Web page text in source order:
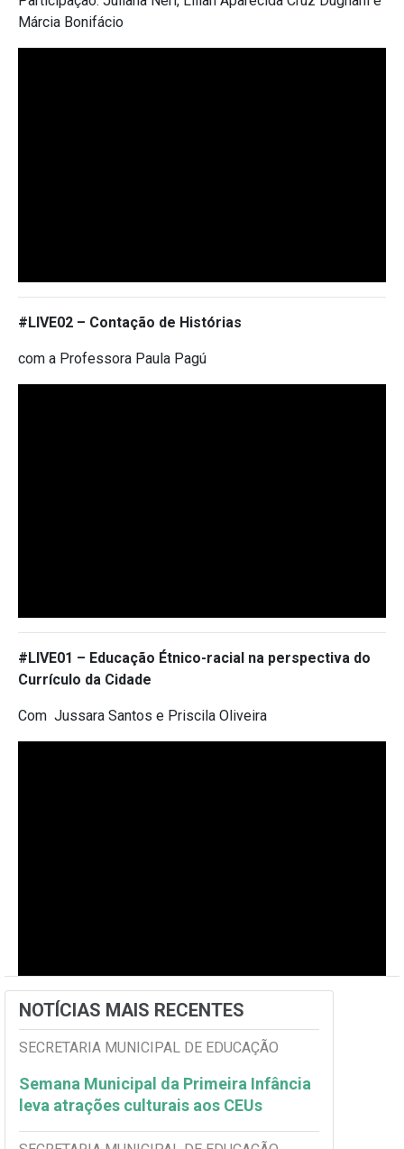
Márcia Bonifácio
#LIVE02 – Contação de Histórias
com a Professora Paula Pagú
#LIVE01 – Educação Étnico-racial na perspectiva do
Currículo da Cidade
Com Jussara Santos e Priscila Oliveira
NOTÍCIAS MAIS RECENTES
SECRETARIA MUNICIPAL DE EDUCAÇÃO
Semana Municipal da Primeira Infância
leva atrações culturais aos CEUs